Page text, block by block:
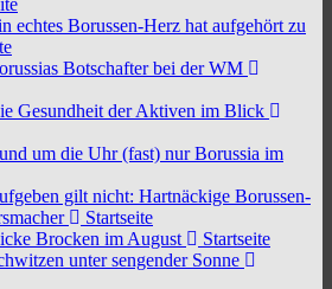
echtes Borussen-Herz hat aufgehört zu
Botschafter bei der WM
Gesundheit der Aktiven im Blick
um die Uhr (fast) nur Borussia im
gilt nicht: Hartnäckige Borussen-
Startseite
Brocken im August
Startseite
unter sengender Sonne